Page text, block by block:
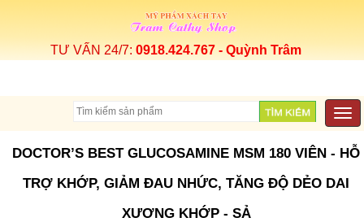
TƯ VẤN 24/7: 0918.424.767 - Quỳnh Trâm
DOCTOR’S BEST GLUCOSAMINE MSM 180 VIÊN - HỖ
TRỢ KHỚP, GIẢM ĐAU NHỨC, TĂNG ĐỘ DẺO DAI
XƯƠNG KHỚP - SẢ